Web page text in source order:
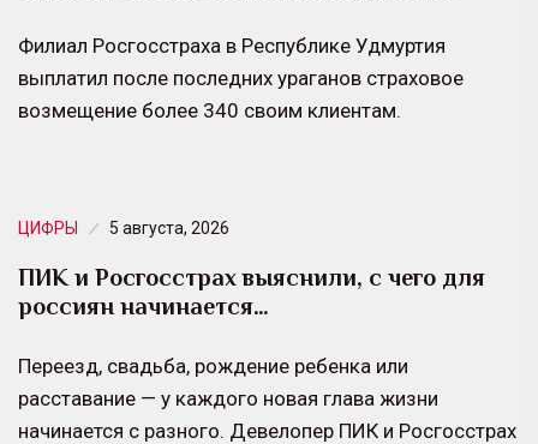
Филиал Росгосстраха в Республике Удмуртия
выплатил после последних ураганов страховое
возмещение более 340 своим клиентам.
ЦИФРЫ 5 августа, 2026
ПИК и Росгосстрах выяснили, с чего для
россиян начинается…
Переезд, свадьба, рождение ребенка или
расставание — у каждого новая глава жизни
начинается с разного. Девелопер ПИК и Росгосстрах